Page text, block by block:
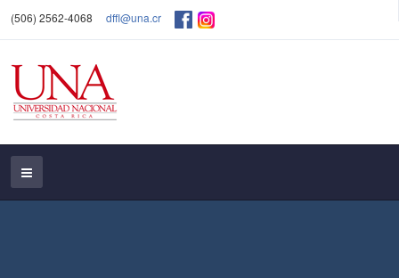
(506) 2562-4068 dffl@una.cr